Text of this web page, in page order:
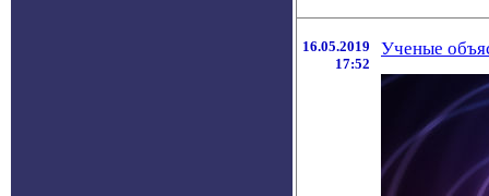
16.05.2019
17:52
Ученые